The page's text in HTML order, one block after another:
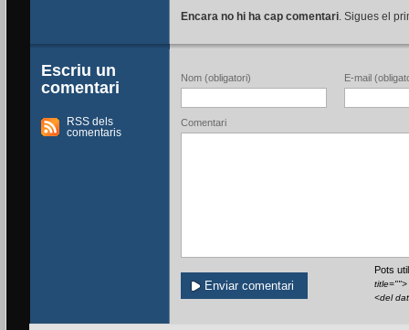
Encara no hi ha cap comentari. Sigues el
Escriu un
comentari
RSS dels
comentaris
Nom (obligatori) E-mail
Comentari
Pots
<del